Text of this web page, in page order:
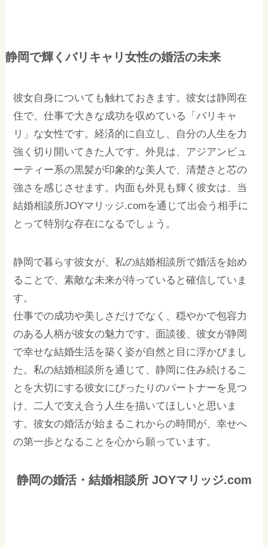
静岡で輝くバリキャリ女性の婚活の未来
彼女自身についても触れておきます。彼女は静岡在
住で、仕事で大きな成功を収めている「バリキャ
リ」な女性です。経済的に自立し、自分の人生を力
強く切り開いてきた人です。外見は、アジアンビュ
ーティー系の黒髪が印象的な美人で、清楚さと芯の
強さを感じさせます。内面も外見も輝く彼女は、当
結婚相談所JOYマリッジ.comを通じて出会う相手に
とって特別な存在になるでしょう。
静岡で暮らす彼女が、私の結婚相談所で婚活を始め
ることで、素敵な未来が待っていると確信していま
す。
仕事での成功や美しさだけでなく、穏やかで包容力
のある人柄が彼女の魅力です。面談後、彼女が静岡
で幸せな結婚生活を築く姿が自然と目に浮かびまし
た。私の結婚相談所を通じて、静岡に住み続けるこ
とを大切にする彼女にぴったりのパートナーを見つ
け、二人で支え合う人生を描いてほしいと思いま
す。彼女の婚活が始まるこれからの時間が、幸せへ
の第一歩となることを心から願っています。
静岡の婚活・結婚相談所 JOYマリッジ.com